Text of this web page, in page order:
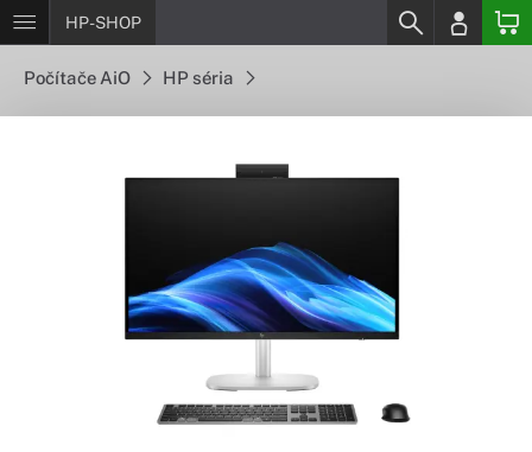
HP-SHOP
Počítače AiO HP séria